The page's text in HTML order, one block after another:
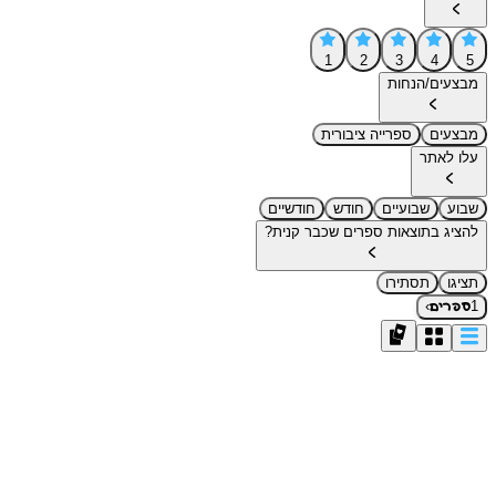
5
4
3
2
1
מבצעים/הנחות
מבצעים
ספרייה ציבורית
עלו לאתר
שבוע שבועיים חודש
חודשיים
להציג בתוצאות ספרים שכבר קנית?
תציגו
תסתירו
1ספרים›